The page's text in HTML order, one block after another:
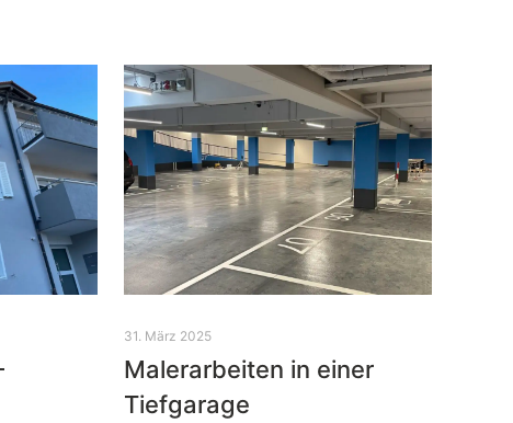
31. März 2025
Malerarbeiten in einer
Tiefgarage